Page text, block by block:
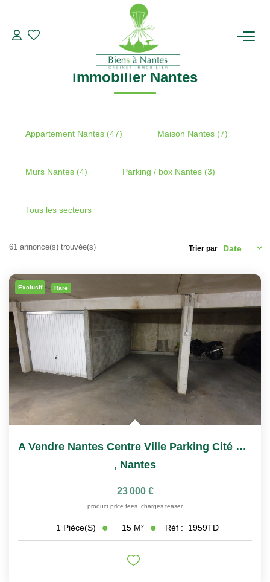
ACHETER
LOUER
ESTIMER
BIENS VENDUS
Nous Rejoindre
Nos Actualités
CONTACT
immobilier Nantes
Modifier les critères de recherche
Localisation
Localisation
immobilier Nantes
Appartement Nantes (47) Maison Nantes (7)
Murs Nantes (4) Parking / box Nantes (3)
Tous les secteurs
61 annonce(s) trouvée(s) Trier par
Exclusif Rare
A Vendre Nantes Centre Ville Parking Cité Des Congrès
, Nantes
23 000 €
product.price.fees_charges.teaser
1 Pièce(s) 15 M² Réf : 1959TD